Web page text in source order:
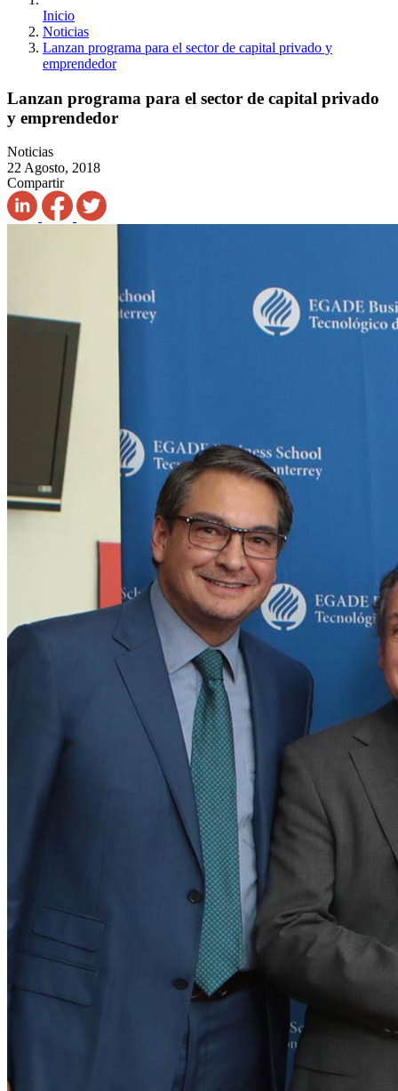
Inicio
Noticias
Lanzan programa para el sector de capital privado y
emprendedor
Lanzan programa para el sector de capital privado
y emprendedor
Noticias
22 Agosto, 2018
Compartir